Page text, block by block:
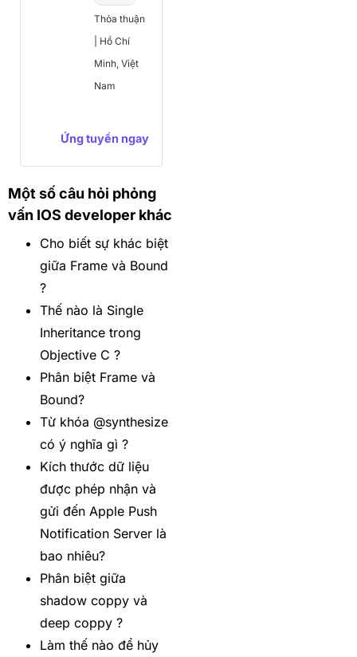
Thỏa thuận
Hồ Chí
Minh, Việt
Nam
Ứng tuyển ngay
Một số câu hỏi phỏng
vấn IOS developer khác
Cho biết sự khác biệt
giữa Frame và Bound
?
Thế nào là Single
Inheritance trong
Objective C ?
Phân biệt Frame và
Bound?
Từ khóa @synthesize
có ý nghĩa gì ?
Kích thước dữ liệu
được phép nhận và
gửi đến Apple Push
Notification Server là
bao nhiêu?
Phân biệt giữa
shadow coppy và
deep coppy ?
Làm thế nào để hủy